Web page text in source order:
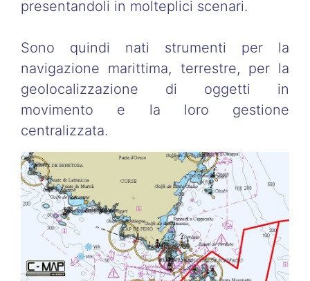
presentandoli in molteplici scenari.
Sono quindi nati strumenti per la
navigazione marittima, terrestre, per la
geolocalizzazione di oggetti in
movimento e la loro gestione
centralizzata.